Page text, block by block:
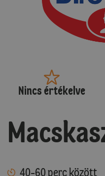
Nincs értékelve
40-60 perc között